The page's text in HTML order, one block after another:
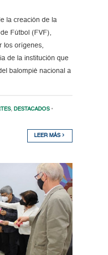
la creación de la
Fútbol (FVF),
los orígenes,
de la institución que
balompié nacional a
, DESTACADOS •
LEER MÁS